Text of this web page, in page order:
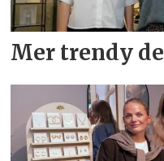
Mer trendy